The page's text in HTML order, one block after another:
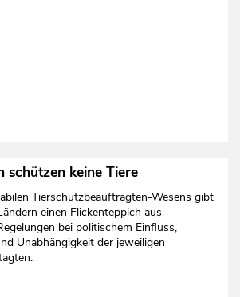
schützen keine Tiere
Tierschutzbeauftragten-Wesens gibt
einen Flickenteppich aus
bei politischem Einfluss,
Unabhängigkeit der jeweiligen